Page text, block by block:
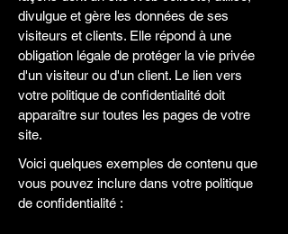
divulgue et gère les données de ses
visiteurs et clients. Elle répond à une
obligation légale de protéger la vie privée
d'un visiteur ou d'un client. Le lien vers
votre politique de confidentialité doit
apparaître sur toutes les pages de votre
site.
Voici quelques exemples de contenu que
vous pouvez inclure dans votre politique
de confidentialité :